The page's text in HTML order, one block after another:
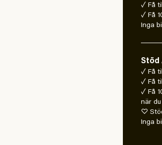
✓ Få
✓ Få
Inga
Stöd
✓ Få
✓ Få
✓ Få
när du
♡
Inga